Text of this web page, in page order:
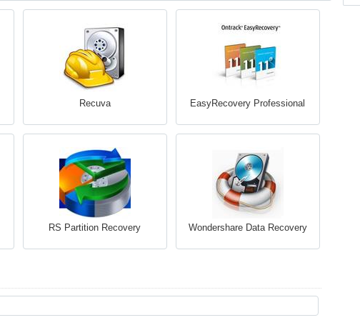
Recuva EasyRecovery Professional
RS Partition Recovery Wondershare Data Recovery